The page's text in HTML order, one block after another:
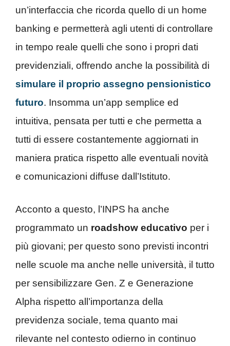
un’interfaccia che ricorda quello di un home
banking e permetterà agli utenti di controllare
in tempo reale quelli che sono i propri dati
previdenziali, offrendo anche la possibilità di
simulare il proprio assegno pensionistico
futuro. Insomma un’app semplice ed
intuitiva, pensata per tutti e che permetta a
tutti di essere costantemente aggiornati in
maniera pratica rispetto alle eventuali novità
e comunicazioni diffuse dall’Istituto.
Acconto a questo, l’INPS ha anche
programmato un roadshow educativo per i
più giovani; per questo sono previsti incontri
nelle scuole ma anche nelle università, il tutto
per sensibilizzare Gen. Z e Generazione
Alpha rispetto all’importanza della
previdenza sociale, tema quanto mai
rilevante nel contesto odierno in continuo